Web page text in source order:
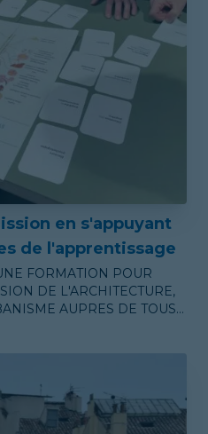
en s'appuyant
de l'apprentissage
FORMATION POUR
DE L'ARCHITECTURE,
AUPRES DE TOUS